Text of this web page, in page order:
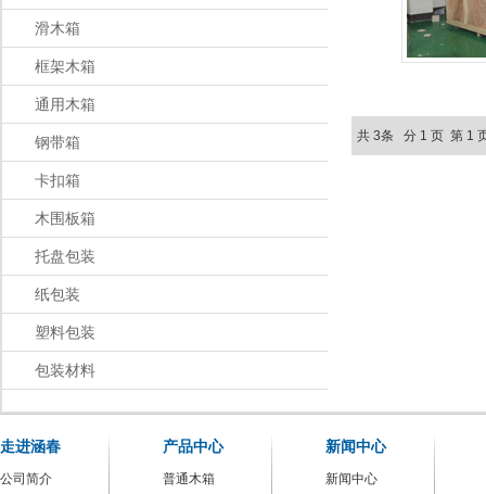
滑木箱
框架木箱
通用木箱
钢带箱
卡扣箱
木围板箱
托盘包装
纸包装
塑料包装
包装材料
共 3条 分 1 页 第 1
走进涵春
公司简介
产品中心
普通木箱
新闻中心
新闻中心